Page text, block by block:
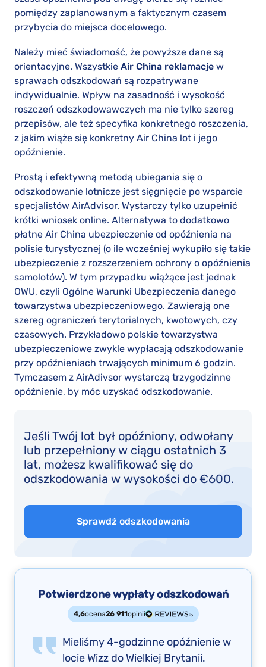
pomiędzy zaplanowanym a faktycznym czasem
przybycia do miejsca docelowego.
Należy mieć świadomość, że powyższe dane są
orientacyjne. Wszystkie Air China reklamacje w
sprawach odszkodowań są rozpatrywane
indywidualnie. Wpływ na zasadność i wysokość
roszczeń odszkodowawczych ma nie tylko szereg
przepisów, ale też specyfika konkretnego roszczenia,
z jakim wiąże się konkretny Air China lot i jego
opóźnienie.
Prostą i efektywną metodą ubiegania się o
odszkodowanie lotnicze jest sięgnięcie po wsparcie
specjalistów AirAdvisor. Wystarczy tylko uzupełnić
krótki wniosek online. Alternatywa to dodatkowo
płatne Air China ubezpieczenie od opóźnienia na
polisie turystycznej (o ile wcześniej wykupiło się takie
ubezpieczenie z rozszerzeniem ochrony o opóźnienia
samolotów). W tym przypadku wiążące jest jednak
OWU, czyli Ogólne Warunki Ubezpieczenia danego
towarzystwa ubezpieczeniowego. Zawierają one
szereg ograniczeń terytorialnych, kwotowych, czy
czasowych. Przykładowo polskie towarzystwa
ubezpieczeniowe zwykle wypłacają odszkodowanie
przy opóźnieniach trwających minimum 6 godzin.
Tymczasem z AirAdivsor wystarczą trzygodzinne
opóźnienie, by móc uzyskać odszkodowanie.
Jeśli Twój lot był opóźniony, odwołany
lub przepełniony w ciągu ostatnich 3
lat, możesz kwalifikować się do
odszkodowania w wysokości do €600.
Sprawdź odszkodowania
Potwierdzone wypłaty odszkodowań
4,6ocena26 911opinii
Mieliśmy 4-godzinne opóźnienie w
locie Wizz do Wielkiej Brytanii.